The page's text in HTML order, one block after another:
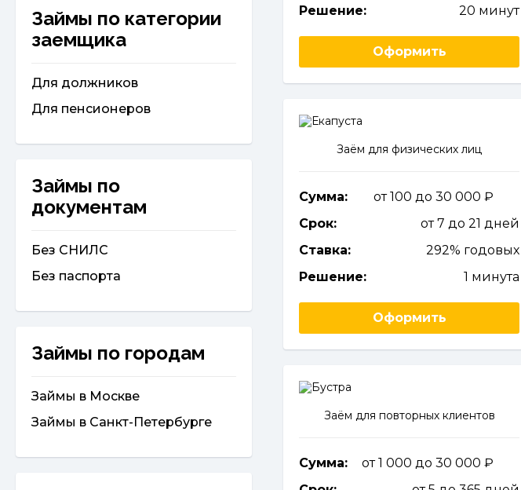
Займы по категории
заемщика
Для должников
Для пенсионеров
Займы по
документам
Без СНИЛС
Без паспорта
Займы по городам
Займы в Москве
Займы в Санкт-Петербурге
Решение:
20 минут
Оформить
Заём для физических лиц
Сумма:
от 100 до 30 000
Срок:
от 7 до 21 дней
Ставка:
292% годовых
Решение:
1 минута
Оформить
Заём для повторных клиентов
Сумма:
от 1 000 до 30 000